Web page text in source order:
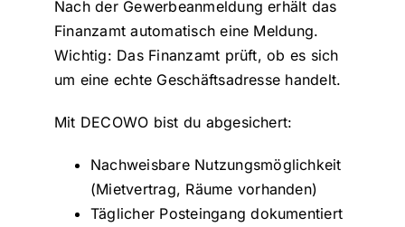
Nach der Gewerbeanmeldung erhält das
Finanzamt automatisch eine Meldung.
Wichtig: Das Finanzamt prüft, ob es sich
um eine echte Geschäftsadresse handelt.
Mit DECOWO bist du abgesichert:
Nachweisbare Nutzungsmöglichkeit
(Mietvertrag, Räume vorhanden)
Täglicher Posteingang dokumentiert